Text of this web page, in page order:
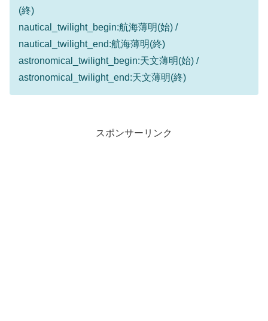
(終)
nautical_twilight_begin:航海薄明(始) /
nautical_twilight_end:航海薄明(終)
astronomical_twilight_begin:天文薄明(始) /
astronomical_twilight_end:天文薄明(終)
スポンサーリンク